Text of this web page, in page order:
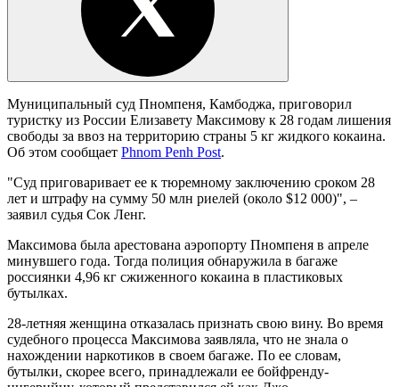
Муниципальный суд Пномпеня, Камбоджа, приговорил
туристку из России Елизавету Максимову к 28 годам лишения
свободы за ввоз на территорию страны 5 кг жидкого кокаина.
Об этом сообщает Phnom Penh Post.
"Суд приговаривает ее к тюремному заключению сроком 28
лет и штрафу на сумму 50 млн риелей (около $12 000)", –
заявил судья Сок Ленг.
Максимова была арестована аэропорту Пномпеня в апреле
минувшего года. Тогда полиция обнаружила в багаже
россиянки 4,96 кг сжиженного кокаина в пластиковых
бутылках.
28-летняя женщина отказалась признать свою вину. Во время
судебного процесса Максимова заявляла, что не знала о
нахождении наркотиков в своем багаже. По ее словам,
бутылки, скорее всего, принадлежали ее бойфренду-